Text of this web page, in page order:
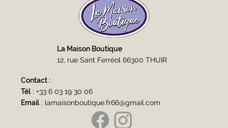
La Maison Boutique
12, rue Sant Ferréol 66300 THUIR
Contact :
Tél :+33 6 03 19 30 06
Email : lamaisonboutique.fr66@gmail.com